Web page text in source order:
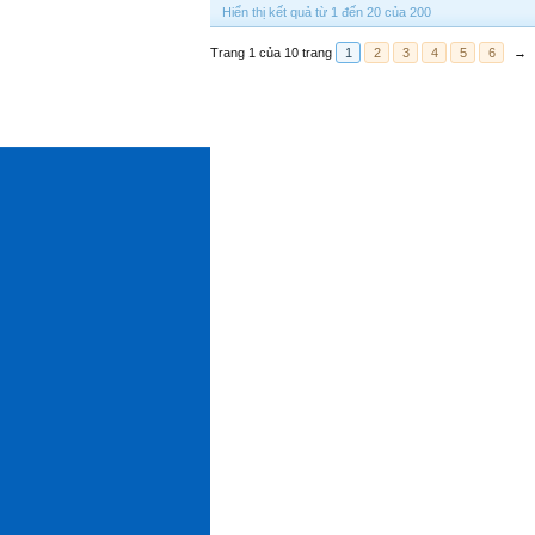
Hiển thị kết quả từ 1 đến 20 của 200
Trang 1 của 10 trang 1 2 3 4 5 6 →